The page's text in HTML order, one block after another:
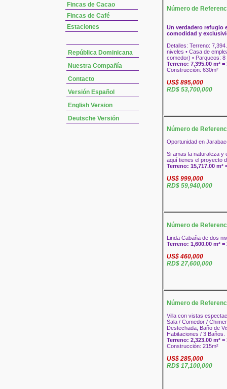
Fincas de Cacao
Fincas de Café
Estaciones
República Dominicana
Nuestra Compañía
Contacto
Versión Español
English Version
Deutsche Versión
Número de
Un verdadero refugio
comodidad y
Detalles: Terreno:
niveles • Casa de
comedor) • Parqueos: 8
Terreno: 7,395.00 m² =
Construcción: 630m²
US$ 895,000
RD$ 53,700,000
Número de
Oportunidad en
Si amas la naturaleza y
aquí tienes el proyecto
Terreno: 15,717.00 m²
US$ 999,000
RD$ 59,940,000
Número de
Linda Cabaña de dos
Terreno: 1,600.00 m²
US$ 460,000
RD$ 27,600,000
Número de
Villa con vistas
Sala / Comedor /
Destechada, Baño de
Habitaciones / 3 Baños.
Terreno: 2,323.00 m²
Construcción: 215m²
US$ 285,000
RD$ 17,100,000